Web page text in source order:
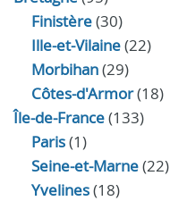
Finistère(30)
Ille-et-Vilaine(22)
Morbihan(29)
Côtes-d'Armor(18)
Île-de-France(133)
Paris(1)
Seine-et-Marne(22)
Yvelines(18)